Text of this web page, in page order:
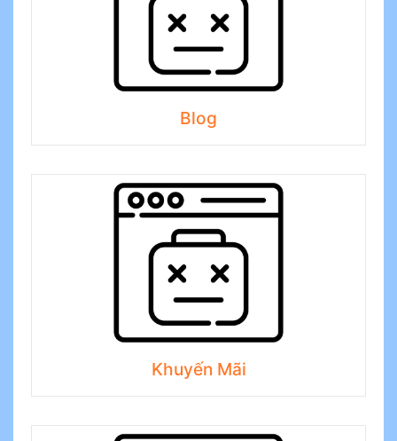
Blog
Khuyến Mãi